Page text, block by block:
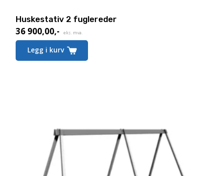
Huskestativ 2 fuglereder
36 900,00,- eks. mva.
Legg i kurv